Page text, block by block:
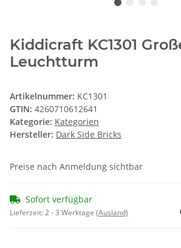
Kiddicraft KC1301
Leuchtturm
Artikelnummer: KC1301
GTIN: 4260710612641
Kategorie: Kategorien
Hersteller: Dark Side Bricks
Preise nach Anmeldung sichtbar
Sofort verfügbar
Lieferzeit:2 - 3 Werktage (Ausland)